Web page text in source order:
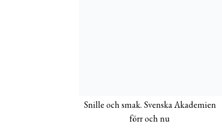
Snille och smak. Svenska Akademien
förr och nu